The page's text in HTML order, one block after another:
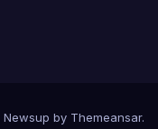
Newsup by Themeansar.